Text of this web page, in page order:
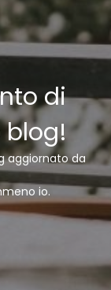
di
blog!
aggiornato da
io.